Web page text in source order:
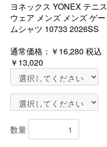
ヨネックス YONEX テニス
ウェア メンズ メンズ ゲー
ムシャツ 10733 2026SS
通常価格： ￥16,280 税込
￥13,020
数量